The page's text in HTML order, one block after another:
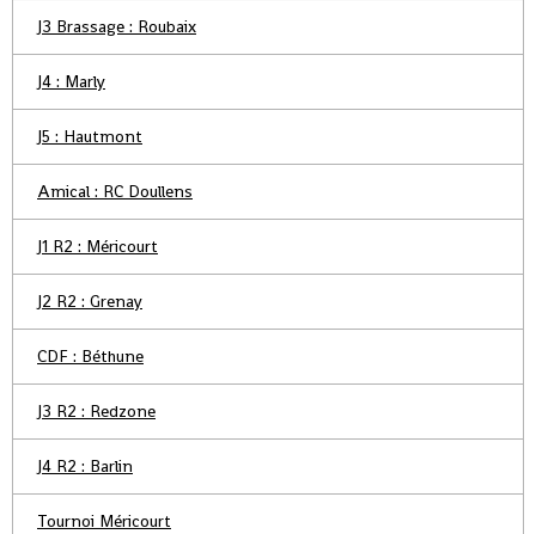
J3 Brassage : Roubaix
J4 : Marly
J5 : Hautmont
Amical : RC Doullens
J1 R2 : Méricourt
J2 R2 : Grenay
CDF : Béthune
J3 R2 : Redzone
J4 R2 : Barlin
Tournoi Méricourt